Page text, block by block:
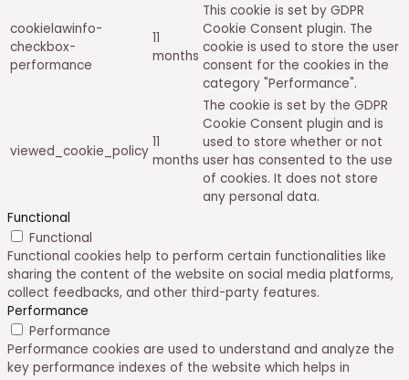
cookielawinfo-
checkbox-
performance
11
months
This cookie is set by GDPR
Cookie Consent plugin. The
cookie is used to store the user
consent for the cookies in the
category "Performance".
viewed_cookie_policy
11
months
The cookie is set by the GDPR
Cookie Consent plugin and is
used to store whether or not
user has consented to the use
of cookies. It does not store
any personal data.
Functional
Functional
Functional cookies help to perform certain functionalities like
sharing the content of the website on social media platforms,
collect feedbacks, and other third-party features.
Performance
Performance
Performance cookies are used to understand and analyze the
key performance indexes of the website which helps in